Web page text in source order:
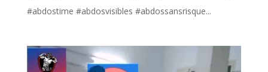
#abdostime #abdosvisibles #abdossansrisque...